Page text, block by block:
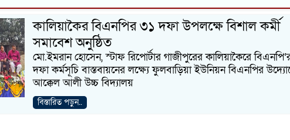
কালিয়াকৈর বিএনপির ৩১ দফা উপলক্ষে বিশাল কর্মী
সমাবেশ অনুষ্ঠিত
মো.ইমরান হোসেন, স্টাফ রিপোর্টার গাজীপুরের কালিয়াকৈরে
দফা কর্মসূচি বাস্তবায়নের লক্ষ্যে ফুলবাড়িয়া ইউনিয়ন বিএনপির
আক্কেল আলী উচ্চ বিদ্যালয়
বিস্তারিত পড়ুন..